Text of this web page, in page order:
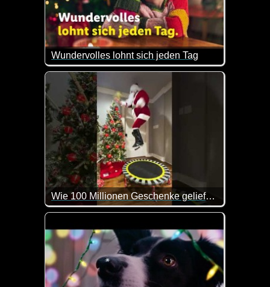
Wundervolles lohnt sich jeden Tag
An Weihnachten merken viele von uns, wie
Wie 100 Millionen Geschenke geliefert werden
Das ist eine Aufgabe, wenn du so viele